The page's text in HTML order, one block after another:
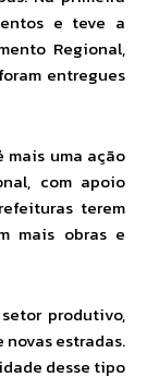
e teve a
Regional,
entregues
mais uma ação
com apoio
terem
mais obras e
produtivo,
estradas.
desse tipo